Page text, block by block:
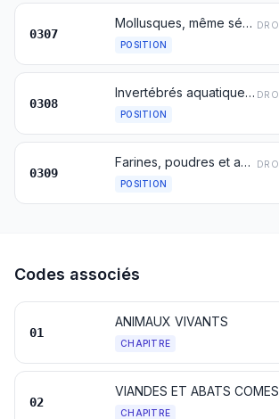
0307
Mollusques, même séparés de leur coquille, vivants, frais, réfrigérés, congelés, séchés, salés ou en saumure; mollusques, même décortiqués, fumés, même cuits avant ou pendant le fumage
POSITION
0308
Invertébrés aquatiques autres que les crustacés et mollusques, vivants, frais, réfrigérés, congelés, séchés, salés ou en saumure; invertébrés aquatiques autres que les crustacés et mollusques, fumés, même cuits avant ou pendant le fumage
POSITION
0309
Farines, poudres et agglomérés sous forme de pellets de poissons, crustacés, mollusques et autres invertébrés aquatiques, propres à l’alimentation humaine
POSITION
Codes associés
01
ANIMAUX VIVANTS
CHAPITRE
02
VIANDES ET ABATS
CHAPITRE